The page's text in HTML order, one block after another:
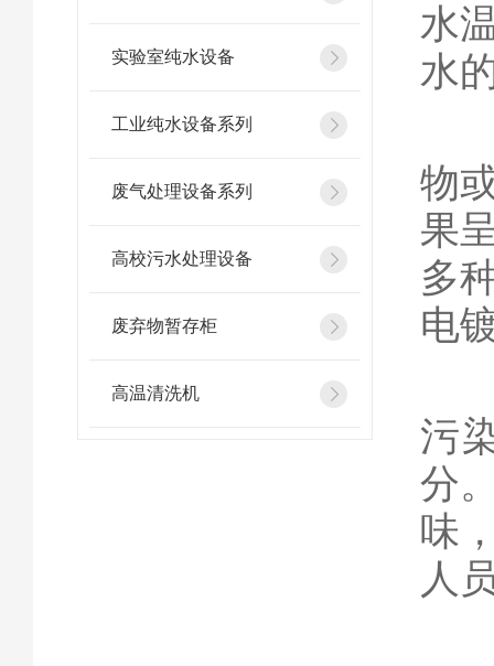
实验室纯水设备
工业纯水设备系列
废气处理设备系列
高校污水处理设备
废弃物暂存柜
高温清洗机
水
水
物
果
多
电
污
分
味
人